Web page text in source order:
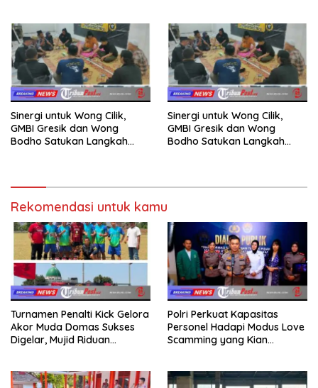
Sinergi untuk Wong Cilik,
GMBI Gresik dan Wong
Bodho Satukan Langkah
Sinergi untuk Wong Cilik,
GMBI Gresik dan Wong
Bodho Satukan Langkah
Rekomendasi untuk kamu
Turnamen Penalti Kick Gelora
Akor Muda Domas Sukses
Digelar, Mujid Riduan
Polri Perkuat Kapasitas
Personel Hadapi Modus Love
Scamming yang Kian